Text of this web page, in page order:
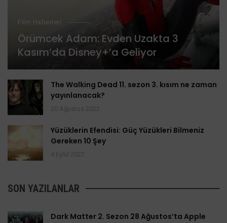
Film Haberleri
Örümcek Adam: Evden Uzakta 3
Kasım’da Disney+’a Geliyor
The Walking Dead 11. sezon 3. kısım ne zaman
yayınlanacak?
Yüzüklerin Efendisi: Güç Yüzükleri Bilmeniz
Gereken 10 Şey
SON YAZILANLAR
Dark Matter 2. Sezon 28 Ağustos’ta Apple